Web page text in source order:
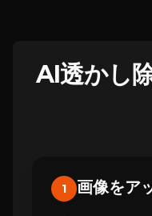
AI透かし
1 画像をア